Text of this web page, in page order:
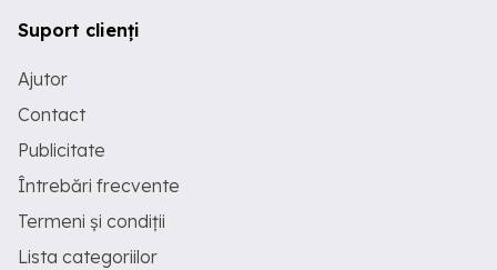
Suport clienți
Ajutor
Contact
Publicitate
Întrebări frecvente
Termeni și condiții
Lista categoriilor